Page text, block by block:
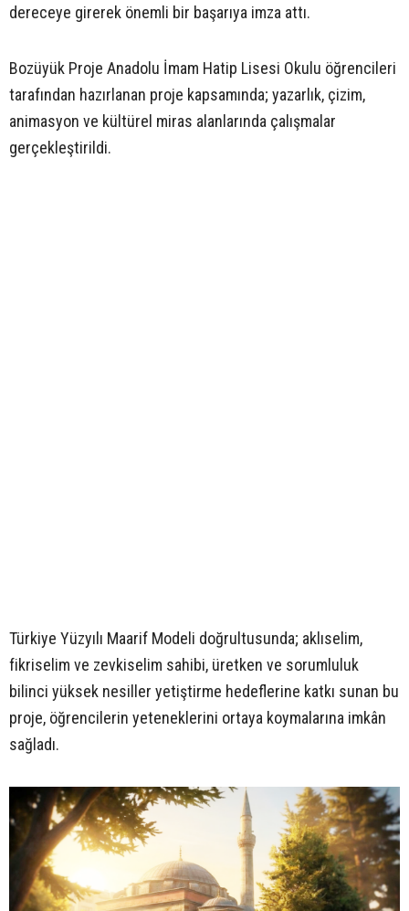
dereceye girerek önemli bir başarıya imza attı.
Bozüyük Proje Anadolu İmam Hatip Lisesi Okulu öğrencileri
tarafından hazırlanan proje kapsamında; yazarlık, çizim,
animasyon ve kültürel miras alanlarında çalışmalar
gerçekleştirildi.
Türkiye Yüzyılı Maarif Modeli doğrultusunda; aklıselim,
fikriselim ve zevkiselim sahibi, üretken ve sorumluluk
bilinci yüksek nesiller yetiştirme hedeflerine katkı sunan bu
proje, öğrencilerin yeteneklerini ortaya koymalarına imkân
sağladı.